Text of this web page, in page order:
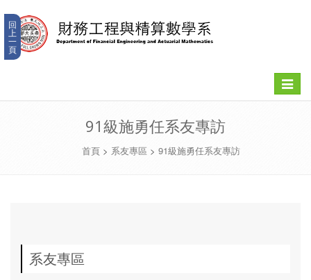
回
上
一
頁
Toggle
91級施勇任系友專訪
首頁> 系友專區 > 91級施勇任系友專訪
系友專區